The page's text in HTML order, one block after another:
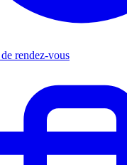
rendez-vous